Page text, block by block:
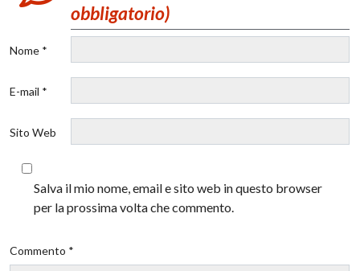
obbligatorio)
Nome *
E-mail *
Sito Web
Salva il mio nome, email e sito web in questo browser
per la prossima volta che commento.
Commento *